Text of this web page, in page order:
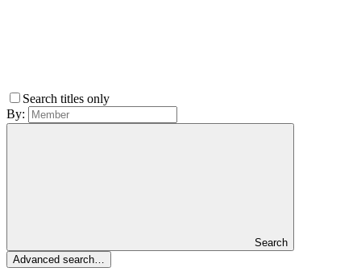
Search titles only
By:
Search
Advanced search…